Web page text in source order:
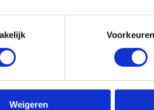
Voorkeuren
Weigeren
ontvangen als
of gebruikersnaam
vergeten, dan kunt u deze
met een persoonlijk e-
profielpagina, waarop u